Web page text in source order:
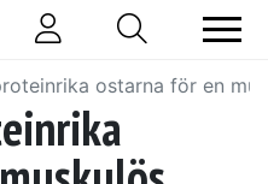
ostarna för en